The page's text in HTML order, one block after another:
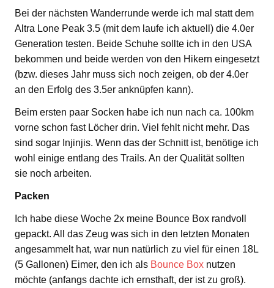
Bei der nächsten Wanderrunde werde ich mal statt dem
Altra Lone Peak 3.5 (mit dem laufe ich aktuell) die 4.0er
Generation testen. Beide Schuhe sollte ich in den USA
bekommen und beide werden von den Hikern eingesetzt
(bzw. dieses Jahr muss sich noch zeigen, ob der 4.0er
an den Erfolg des 3.5er anknüpfen kann).
Beim ersten paar Socken habe ich nun nach ca. 100km
vorne schon fast Löcher drin. Viel fehlt nicht mehr. Das
sind sogar Injinjis. Wenn das der Schnitt ist, benötige ich
wohl einige entlang des Trails. An der Qualität sollten
sie noch arbeiten.
Packen
Ich habe diese Woche 2x meine Bounce Box randvoll
gepackt. All das Zeug was sich in den letzten Monaten
angesammelt hat, war nun natürlich zu viel für einen 18L
(5 Gallonen) Eimer, den ich als Bounce Box nutzen
möchte (anfangs dachte ich ernsthaft, der ist zu groß).